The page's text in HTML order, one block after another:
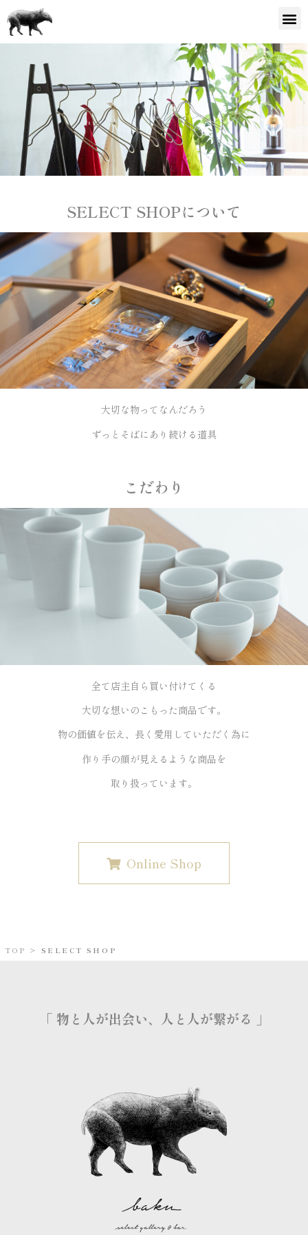
SELECT SHOPについて
大切な物ってなんだろう
ずっとそばにあり続ける道具
こだわり
全て店主自ら買い付けてくる
大切な想いのこもった商品です。
物の価値を伝え、長く愛用していただく為に
作り手の顔が見えるような商品を
取り扱っています。
Online Shop
TOP > SELECT SHOP
「 物と人が出会い、人と人が繋がる​ 」